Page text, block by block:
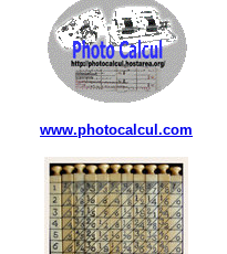
www.photocalcul.com